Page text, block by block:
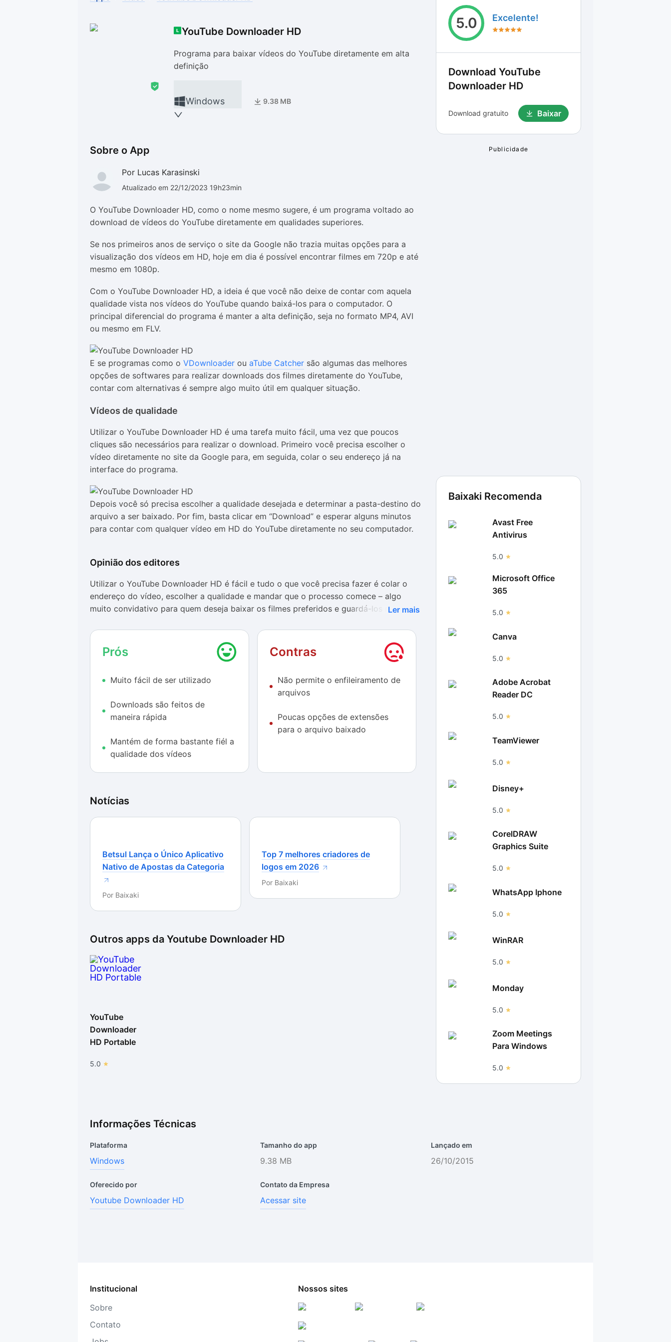
YouTube Downloader HD
Programa para baixar vídeos do YouTube diretamente em alta
definição
Windows 9.38 MB
Sobre o App
Por Lucas Karasinski
Atualizado em 22/12/2023 19h23min
O YouTube Downloader HD, como o nome mesmo sugere, é um programa voltado ao
download de vídeos do YouTube diretamente em qualidades superiores.
Se nos primeiros anos de serviço o site da Google não trazia muitas opções para a
visualização dos vídeos em HD, hoje em dia é possível encontrar filmes em 720p e até
mesmo em 1080p.
Com o YouTube Downloader HD, a ideia é que você não deixe de contar com aquela
qualidade vista nos vídeos do YouTube quando baixá-los para o computador. O
principal diferencial do programa é manter a alta definição, seja no formato MP4, AVI
ou mesmo em FLV.
E se programas como o VDownloader ou aTube Catcher são algumas das melhores
opções de softwares para realizar downloads dos filmes diretamente do YouTube,
contar com alternativas é sempre algo muito útil em qualquer situação.
Vídeos de qualidade
Utilizar o YouTube Downloader HD é uma tarefa muito fácil, uma vez que poucos
cliques são necessários para realizar o download. Primeiro você precisa escolher o
vídeo diretamente no site da Google para, em seguida, colar o seu endereço já na
interface do programa.
Depois você só precisa escolher a qualidade desejada e determinar a pasta-destino do
arquivo a ser baixado. Por fim, basta clicar em “Download” e esperar alguns minutos
para contar com qualquer vídeo em HD do YouTube diretamente no seu computador.
Opinião dos editores
Utilizar o YouTube Downloader HD é fácil e tudo o que você precisa fazer é colar o
endereço do vídeo, escolher a qualidade e mandar que o processo comece – algo
muito convidativo para quem deseja baixar os filmes preferidos e guardá-los no
Em contrapartida o programa apresentou bastante instabilidade durante os downloads,
inclusive ficando congelado em algumas oportunidades. Apesar disso, o software
sentido, como a contabilização das taxas de download) e baixou arquivos com 50
O YouTube Downloader HD também peca pela falta de opções para que você baixe o
arquivo já em outros formatos diferentes de vídeo, como MPEG, por exemplo, ficando
restrito ao download nas extensões MP4 ou FLV.
Assim, a única possibilidade oferecida por ele é a conversão (em determinados casos)
para AVI e, em nossos testes, a função não trabalhou de maneira correta, uma vez que
tipo de ferramenta para enfileiramento de arquivos, pois ao utilizá-lo é necessário
Já o quesito principal a ser avaliado – a qualidade dos filmes baixados por meio do
YouTube Downloader HD – agradou bastante, mantendo o padrão que pôde ser visto
nos vídeos diretamente no YouTube. Além disso, em todos os filmes que contavam com
a opção HD o programa foi capaz de realizar os downloads na qualidade encontrada.
Ler mais
Prós
Muito fácil de ser utilizado
Downloads são feitos de
maneira rápida
Mantém de forma bastante fiél a
qualidade dos vídeos
Contras
Não permite o enfileiramento de
arquivos
Poucas opções de extensões
para o arquivo baixado
Notícias
Betsul Lança o Único Aplicativo
Nativo de Apostas da Categoria
Por Baixaki
Top 7 melhores criadores de
logos em 2026
Por Baixaki
Outros apps da Youtube Downloader HD
YouTube
Downloader
HD Portable
5.0
5.0 Excelente!
Download YouTube
Downloader HD
Download gratuito Baixar
Baixaki Recomenda
Avast Free
Antivirus
5.0
Microsoft Office
365
5.0
Canva
5.0
Adobe Acrobat
Reader DC
5.0
TeamViewer
5.0
Disney+
5.0
CorelDRAW
Graphics Suite
5.0
WhatsApp Iphone
5.0
WinRAR
5.0
Monday
5.0
Zoom Meetings
Para Windows
5.0
Informações Técnicas
Plataforma
Windows
Tamanho do app
9.38 MB
Lançado em
26/10/2015
Oferecido por
Youtube Downloader HD
Contato da Empresa
Acessar site
Institucional
Sobre
Contato
Nossos sites